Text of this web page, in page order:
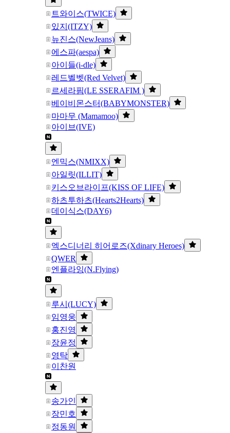
트와이스(TWICE)
있지(ITZY)
뉴진스(NewJeans)
에스파(aespa)
아이들(i-dle)
레드벨벳(Red Velvet)
르세라핌(LE SSERAFIM )
베이비몬스터(BABYMONSTER)
마마무 (Mamamoo)
아이브(IVE)
엔믹스(NMIXX)
아일릿(ILLIT)
키스오브라이프(KISS OF LIFE)
하츠투하츠(Hearts2Hearts)
데이식스(DAY6)
엑스디너리 히어로즈(Xdinary Heroes)
QWER
엔플라잉(N.Flying)
루시(LUCY)
임영웅
홍진영
장윤정
영탁
이찬원
송가인
장민호
정동원